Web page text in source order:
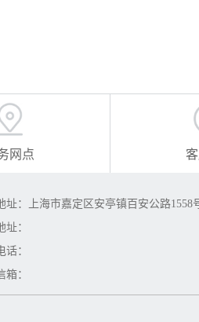
网点
址：上海市嘉定区安亭镇百安公路1558
址：
话：
箱：